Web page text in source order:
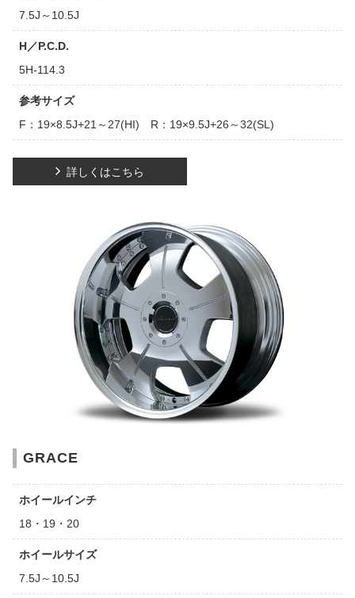
7.5J～10.5J
H／P.C.D.
5H-114.3
参考サイズ
F：19×8.5J+21～27(HI) R：19×9.5J+26～32(SL)
詳しくはこちら
GRACE
ホイールインチ
18・19・20
ホイールサイズ
7.5J～10.5J